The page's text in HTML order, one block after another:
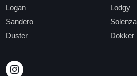
Logan
Lodgy
Sandero
Solenza
Duster
Dokker